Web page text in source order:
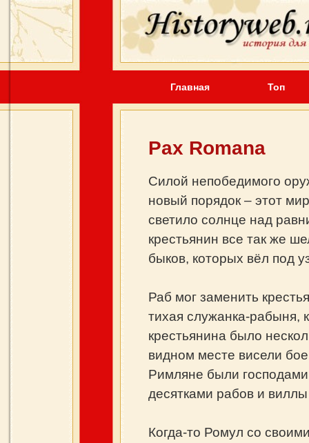
Главная Топ
Pax Romana
Силой непобедимого
новый порядок – этот
светило солнце над
крестьянин все так же
быков, которых вёл под
Раб мог заменить
тихая служанка-рабыня,
крестьянина было
видном месте висели
Римляне были
десятками рабов и
Когда-то Ромул со